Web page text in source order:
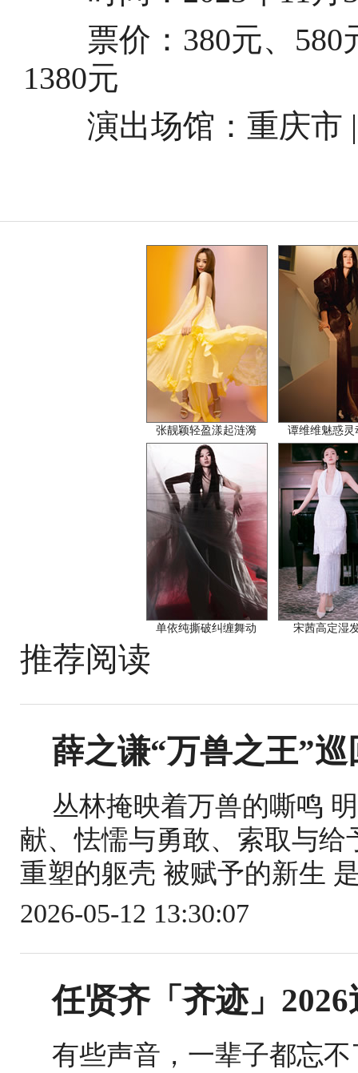
票价：380元、580
1380元
演出场馆： 重庆市
张靓颖轻盈漾起涟漪 谭维维魅惑灵
单依纯撕破纠缠舞动 宋茜高定湿
推荐阅读
薛之谦“万兽之王”
丛林掩映着万兽的嘶鸣
献、怯懦与勇敢、索取与
重塑的躯壳 被赋予的新生
2026-05-12 13:30:07
任贤齐「齐迹」
有些声音，一辈子都忘